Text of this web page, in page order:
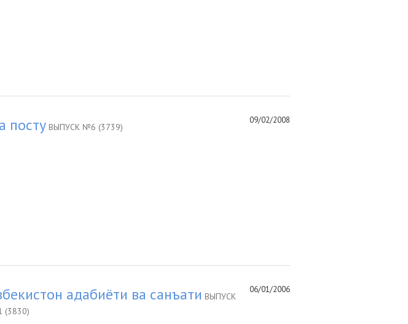
09/02/2008
посту ВЫПУСК №6 (3739)
06/01/2006
адабиёти ва санъати ВЫПУСК
(3830)